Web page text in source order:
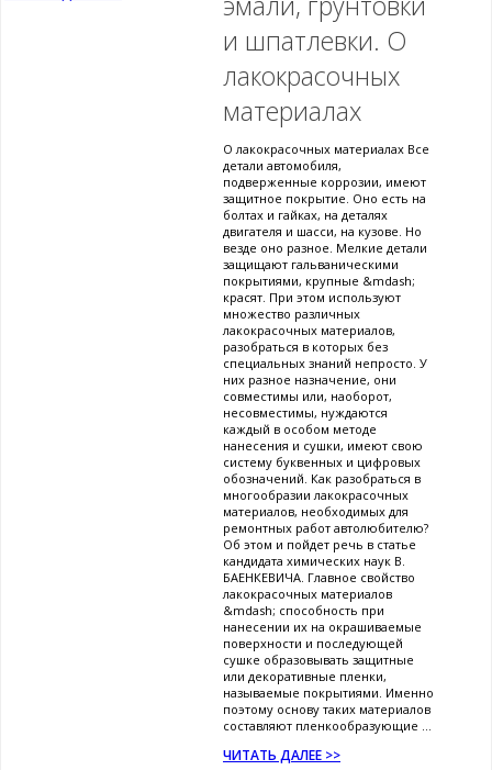
и шпатлевки. О
лакокрасочных
материалах
О лакокрасочных материалах Все
детали автомобиля,
подверженные коррозии, имеют
защитное покрытие. Оно есть на
болтах и гайках, на деталях
двигателя и шасси, на кузове. Но
везде оно разное. Мелкие детали
защищают гальваническими
покрытиями, крупные &mdash;
красят. При этом используют
множество различных
лакокрасочных материалов,
разобраться в которых без
специальных знаний непросто. У
них разное назначение, они
совместимы или, наоборот,
несовместимы, нуждаются
каждый в особом методе
нанесения и сушки, имеют свою
систему буквенных и цифровых
обозначений. Как разобраться в
многообразии лакокрасочных
материалов, необходимых для
ремонтных работ автолюбителю?
Об этом и пойдет речь в статье
кандидата химических наук В.
БАЕНКЕВИЧА. Главное свойство
лакокрасочных материалов
&mdash; способность при
нанесении их на окрашиваемые
поверхности и последующей
сушке образовывать защитные
или декоративные пленки,
называемые покрытиями. Именно
поэтому основу таких материалов
составляют пленкообразующие ...
ЧИТАТЬ ДАЛЕЕ >>